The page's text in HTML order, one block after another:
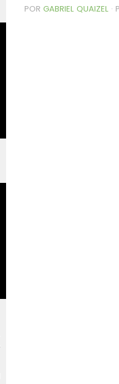
POR GABRIEL QUAIZEL ·